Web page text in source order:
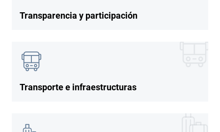
Transparencia y participación
Imagen
Transporte e infraestructuras
Imagen
Imagen
Imagen